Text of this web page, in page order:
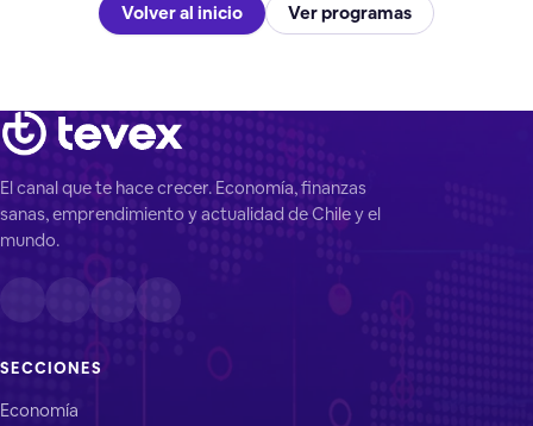
Volver al inicio Ver programas
El canal que te hace crecer. Economía, finanzas
sanas, emprendimiento y actualidad de Chile y el
mundo.
SECCIONES
Economía